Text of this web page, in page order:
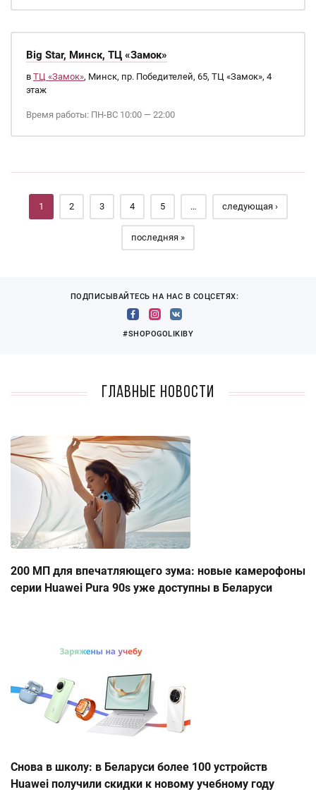
Big Star, Минск, ТЦ «Замок»
в ТЦ «Замок», Минск, пр. Победителей, 65, ТЦ «Замок», 4
этаж
Время работы: ПН-ВС 10:00 — 22:00
Страницы
1 2 3 4 5 … следующая ›
последняя »
ПОДПИСЫВАЙТЕСЬ НА НАС В СОЦСЕТЯХ:
#SHOPOGOLIKIBY
Главные новости
200 МП для впечатляющего зума: новые камерофоны
серии Huawei Pura 90s уже доступны в Беларуси
Снова в школу: в Беларуси более 100 устройств
Huawei получили скидки к новому учебному году